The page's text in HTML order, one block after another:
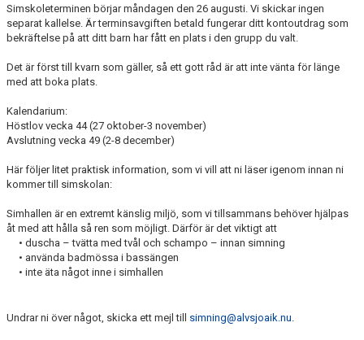
Simskoleterminen börjar måndagen den 26 augusti. Vi skickar ingen
separat kallelse. Är terminsavgiften betald fungerar ditt kontoutdrag som
bekräftelse på att ditt barn har fått en plats i den grupp du valt.
Det är först till kvarn som gäller, så ett gott råd är att inte vänta för länge
med att boka plats.
Kalendarium:
Höstlov vecka 44 (27 oktober-3 november)
Avslutning vecka 49 (2-8 december)
Här följer litet praktisk information, som vi vill att ni läser igenom innan ni
kommer till simskolan:
Simhallen är en extremt känslig miljö, som vi tillsammans behöver hjälpas
åt med att hålla så ren som möjligt. Därför är det viktigt att
• duscha – tvätta med tvål och schampo – innan simning
• använda badmössa i bassängen
• inte äta något inne i simhallen
Undrar ni över något, skicka ett mejl till simning@alvsjoaik.nu.